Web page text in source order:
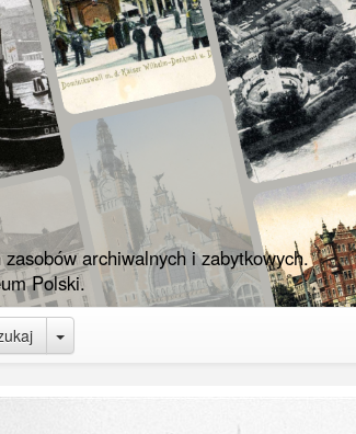
archiwalnych i zabytkowych.
Polski.
Toggle Dropdown